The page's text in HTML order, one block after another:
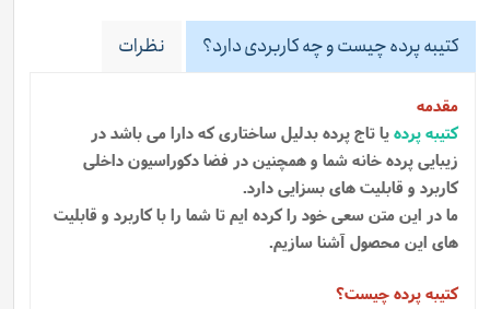
کتیبه پرده چیست و چه کاربردی دارد؟ نظرات
مقدمه
کتیبه پردهیا تاج پرده بدلیل ساختاری که دارا می باشد در
زیبایی پرده خانه شما و همچنین در فضا دکوراسیون داخلی
کاربرد و قابلیت های بسزایی دارد.
ما در این متن سعی خود را کرده ایم تا شما را با کاربرد و قابلیت
های این محصول آشنا سازیم.
کتیبه پرده چیست؟